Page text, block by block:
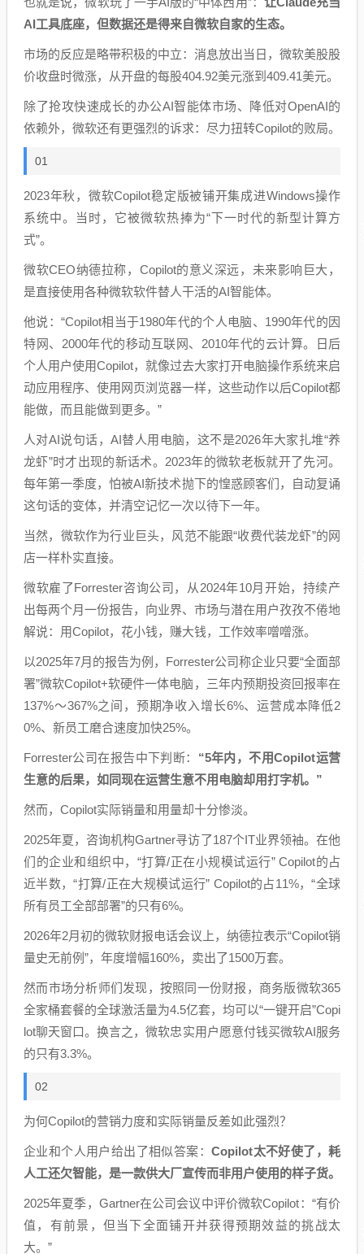
AI工具底座，但数据还是得来自微软自家的生态。
市场的反应是略带积极的中立：消息放出当日，微软美股股
价收盘时微涨，从开盘的每股404.92美元涨到409.41美元。
除了抢攻快速成长的办公AI智能体市场、降低对OpenAI的
依赖外，微软还有更强烈的诉求：尽力扭转Copilot的败局。
01
2023年秋，微软Copilot稳定版被铺开集成进Windows操作
系统中。当时，它被微软热捧为“下一时代的新型计算方
式”。
微软CEO纳德拉称，Copilot的意义深远，未来影响巨大，
是直接使用各种微软软件替人干活的AI智能体。
他说：“Copilot相当于1980年代的个人电脑、1990年代的因
特网、2000年代的移动互联网、2010年代的云计算。日后
个人用户使用Copilot，就像过去大家打开电脑操作系统来启
动应用程序、使用网页浏览器一样，这些动作以后Copilot都
能做，而且能做到更多。”
人对AI说句话，AI替人用电脑，这不是2026年大家扎堆“养
龙虾”时才出现的新话术。2023年的微软老板就开了先河。
每年第一季度，怕被AI新技术抛下的惶惑顾客们，自动复诵
这句话的变体，并清空记忆一次以待下一年。
当然，微软作为行业巨头，风范不能跟“收费代装龙虾”的网
店一样朴实直接。
微软雇了Forrester咨询公司，从2024年10月开始，持续产
出每两个月一份报告，向业界、市场与潜在用户孜孜不倦地
解说：用Copilot，花小钱，赚大钱，工作效率噌噌涨。
以2025年7月的报告为例，Forrester公司称企业只要“全面部
署”微软Copilot+软硬件一体电脑，三年内预期投资回报率在
137%～367%之间，预期净收入增长6%、运营成本降低2
0%、新员工磨合速度加快25%。
Forrester公司在报告中下判断： “5年内，不用Copilot运营
生意的后果，如同现在运营生意不用电脑却用打字机。”
然而，Copilot实际销量和用量却十分惨淡。
2025年夏，咨询机构Gartner寻访了187个IT业界领袖。在他
们的企业和组织中，“打算/正在小规模试运行” Copilot的占
近半数，“打算/正在大规模试运行” Copilot的占11%，“全球
所有员工全部部署”的只有6%。
2026年2月初的微软财报电话会议上，纳德拉表示“Copilot销
量史无前例”，年度增幅160%，卖出了1500万套。
然而市场分析师们发现，按照同一份财报，商务版微软365
全家桶套餐的全球激活量为4.5亿套，均可以“一键开启”Copi
lot聊天窗口。换言之，微软忠实用户愿意付钱买微软AI服务
的只有3.3%。
02
为何Copilot的营销力度和实际销量反差如此强烈？
企业和个人用户给出了相似答案：Copilot太不好使了，耗
人工还欠智能，是一款供大厂宣传而非用户使用的样子货。
2025年夏季，Gartner在公司会议中评价微软Copilot：“有价
值，有前景，但当下全面铺开并获得预期效益的挑战太
大。”